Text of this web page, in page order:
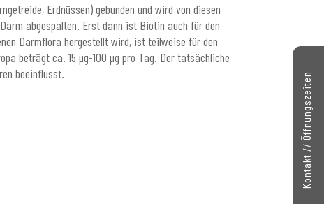
Erdnüssen) gebunden und wird von diesen
abgespalten. Erst dann ist Biotin auch für den
Darmflora hergestellt wird, ist teilweise für den
beträgt ca. 15 µg-100 µg pro Tag. Der tatsächliche
beeinflusst.
Kontakt // Öffnungszeiten